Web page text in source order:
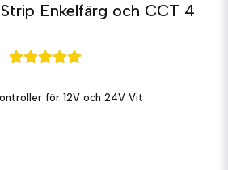
Enkelfärg och CCT 4
för 12V och 24V Vit